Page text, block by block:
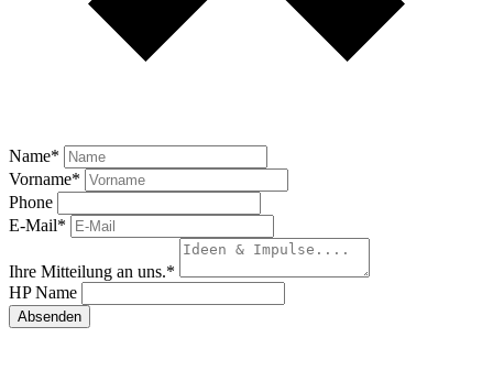
Name*
Vorname*
Phone
E-Mail*
Ihre Mitteilung an uns.*
HP Name
Absenden